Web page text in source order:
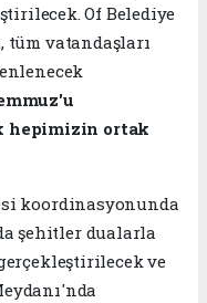
Of Belediye
tüm vatandaşları
hepimizin ortak
koordinasyonunda
şehitler dualarla
ve